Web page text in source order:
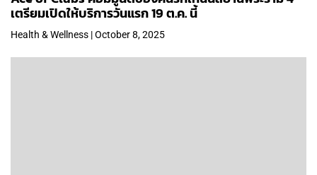
เตรียมเปิดให้บริการวันแรก 19 ต.ค. นี้
Health & Wellness | October 8, 2025